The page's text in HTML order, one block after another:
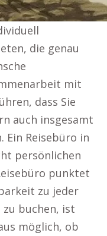
die genau
mit
dass Sie
auch insgesamt
Ein Reisebüro in
persönlichen
punktet
zu jeder
zu buchen, ist
möglich, ob